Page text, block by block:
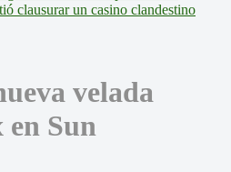
clausurar un casino clandestino
velada
en Sun